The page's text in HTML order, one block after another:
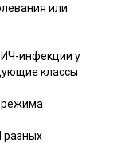
или
инфекции у
классы
режима
разных